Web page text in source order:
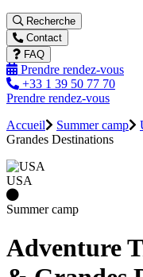
Recherche
Contact
FAQ
Prendre rendez-vous
+33 1 39 50 77 70
Prendre rendez-vous
Accueil
Summer camp
Grandes Destinations
USA
Summer camp
Adventure